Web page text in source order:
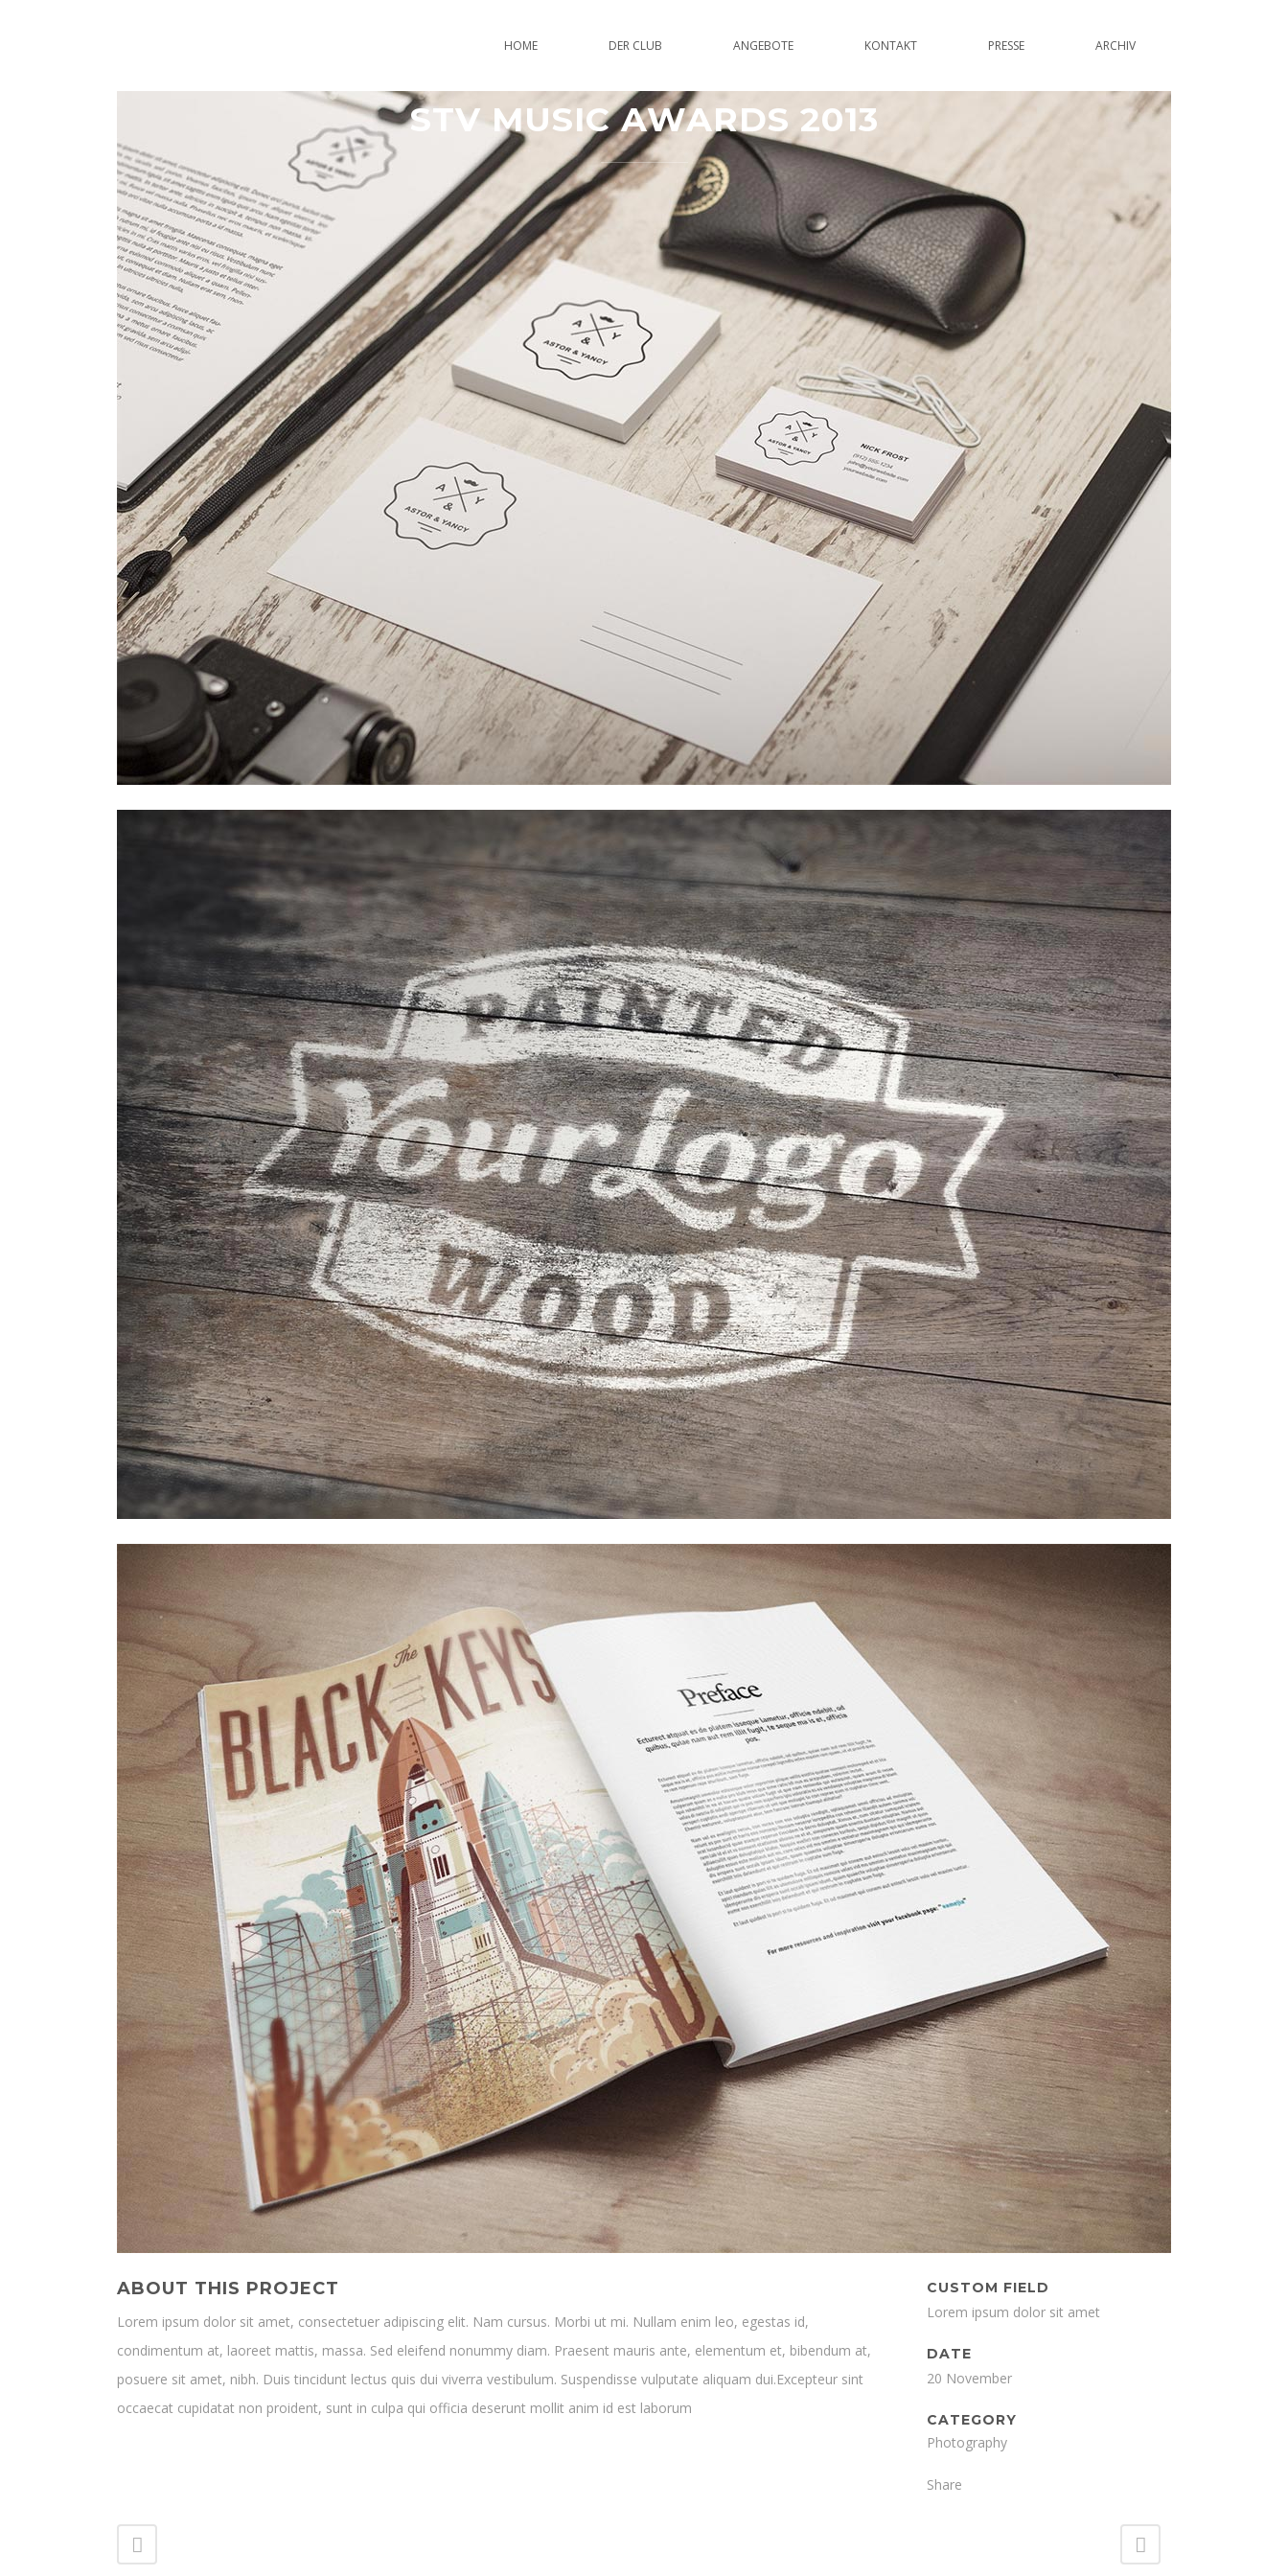
HOME DER CLUB ANGEBOTE KONTAKT PRESSE ARCHIV
STV MUSIC AWARDS 2013
ABOUT THIS PROJECT
Lorem ipsum dolor sit amet, consectetuer adipiscing elit. Nam cursus. Morbi ut mi. Nullam enim leo, egestas id,
condimentum at, laoreet mattis, massa. Sed eleifend nonummy diam. Praesent mauris ante, elementum et, bibendum at,
posuere sit amet, nibh. Duis tincidunt lectus quis dui viverra vestibulum. Suspendisse vulputate aliquam dui.Excepteur sint
occaecat cupidatat non proident, sunt in culpa qui officia deserunt mollit anim id est laborum
CUSTOM FIELD
Lorem ipsum dolor sit amet
DATE
20 November
CATEGORY
Photography
Share
TSC Usingen e.V.
Willy Gleißl
Schlappmühler Pfad 37
Discofox (wieder) entdecken – neuer Workshop
startet
Zusätzlicher Trainingstermin für die Tanz-Knirpse
Vereinssatzung
Beitragsordnung
Datenschutzrichtlinie